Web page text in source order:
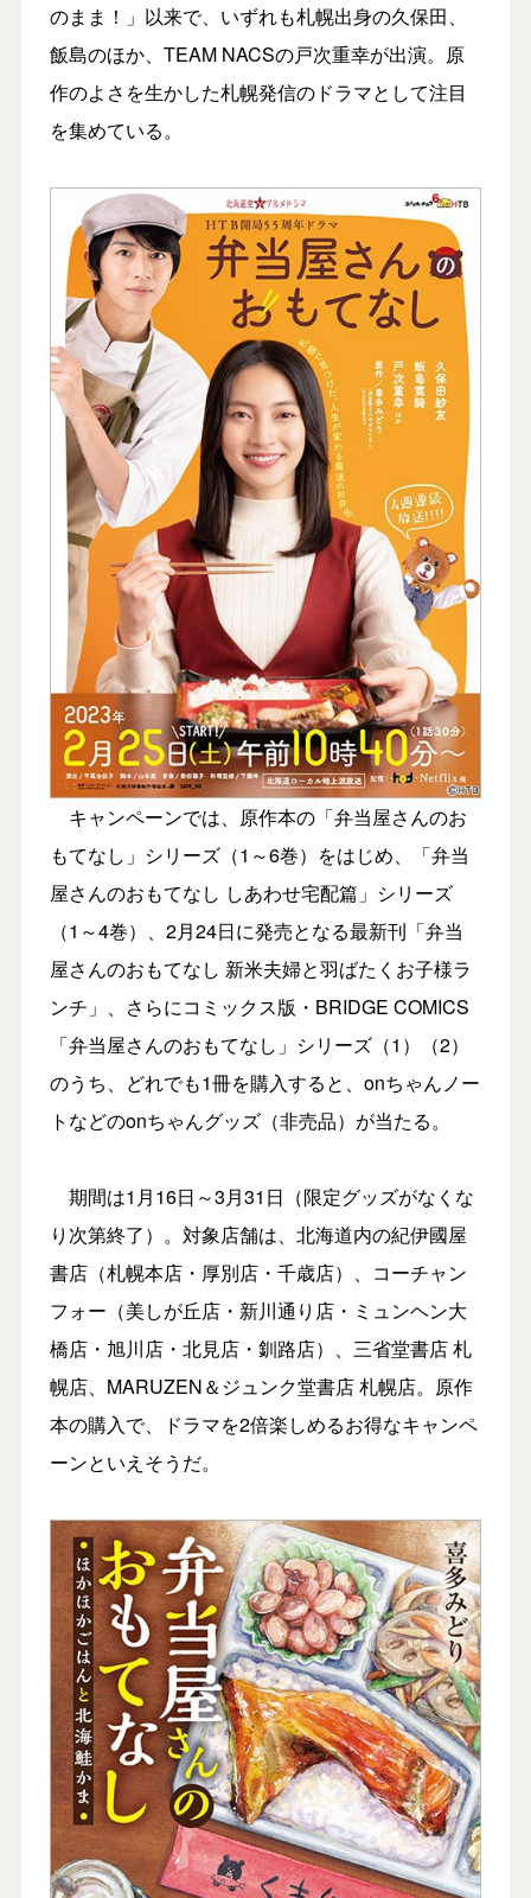
のまま！」以来で、いずれも札幌出身の久保田、
飯島のほか、TEAM NACSの戸次重幸が出演。原
作のよさを生かした札幌発信のドラマとして注目
を集めている。
キャンペーンでは、原作本の「弁当屋さんのお
もてなし」シリーズ（1～6巻）をはじめ、「弁当
屋さんのおもてなし しあわせ宅配篇」シリーズ
（1～4巻）、2月24日に発売となる最新刊「弁当
屋さんのおもてなし 新米夫婦と羽ばたくお子様ラ
ンチ」、さらにコミックス版・BRIDGE COMICS
「弁当屋さんのおもてなし」シリーズ（1）（2）
のうち、どれでも1冊を購入すると、onちゃんノー
トなどのonちゃんグッズ（非売品）が当たる。
期間は1月16日～3月31日（限定グッズがなくな
り次第終了）。対象店舗は、北海道内の紀伊國屋
書店（札幌本店・厚別店・千歳店）、コーチャン
フォー（美しが丘店・新川通り店・ミュンヘン大
橋店・旭川店・北見店・釧路店）、三省堂書店 札
幌店、MARUZEN＆ジュンク堂書店 札幌店。原作
本の購入で、ドラマを2倍楽しめるお得なキャンペ
ーンといえそうだ。